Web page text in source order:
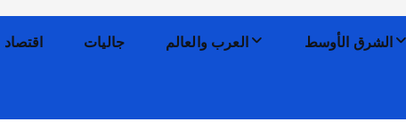
الشرق الأوسط العرب والعالم جاليات اقتصاد